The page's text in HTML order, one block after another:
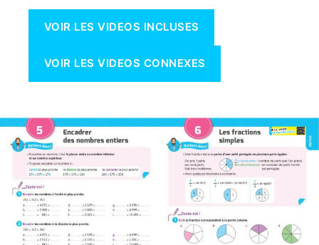
VOIR LES VIDEOS INCLUSES
VOIR LES VIDEOS CONNEXES